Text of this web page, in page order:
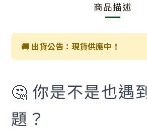
商品描述
🚚 出貨公告：現貨供應中！
🤔 你是不是也遇
題？